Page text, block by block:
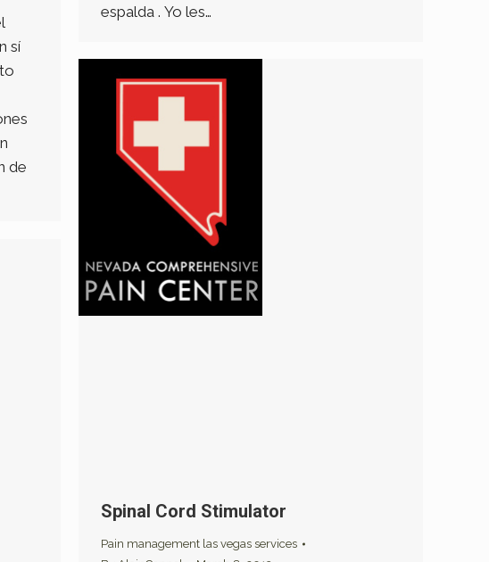
espalda . Yo les…
sí
de
Spinal Cord Stimulator
Pain management las vegas services